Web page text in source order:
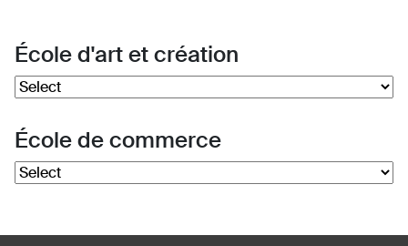
École d'art et création
École de commerce